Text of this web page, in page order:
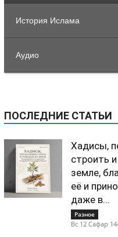
История Ислама
Аудио
ПОСЛЕДНИЕ СТАТЬИ
Хадисы,
строить
земле,
её и
даже в...
Разное
Вс 12 Сафар